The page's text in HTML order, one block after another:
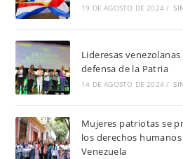
19 DE AGOSTO DE 2024 /
Lideresas
defensa de la Patria
14 DE AGOSTO DE 2024 /
Mujeres patriotas se
los derechos
Venezuela